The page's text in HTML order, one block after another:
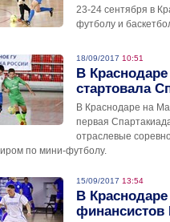
23-24 сентября в
футболу и
18/09/2017 10:51
В
стартовала
В Краснодаре на
первая
отраслевые
по мини-футболу.
15/09/2017 13:54
В
финансистов